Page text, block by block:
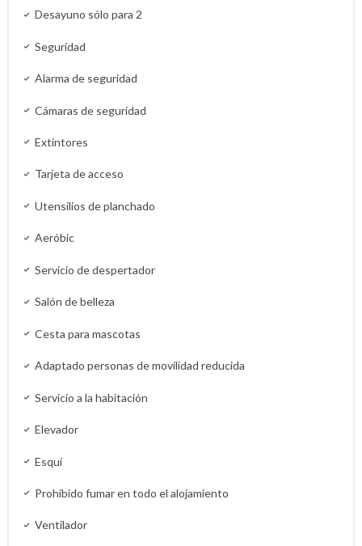
Desayuno sólo para 2
Seguridad
Alarma de seguridad
Cámaras de seguridad
Extintores
Tarjeta de acceso
Utensilios de planchado
Aeróbic
Servicio de despertador
Salón de belleza
Cesta para mascotas
Adaptado personas de movilidad reducida
Servicio a la habitación
Elevador
Esquí
Prohibido fumar en todo el alojamiento
Ventilador